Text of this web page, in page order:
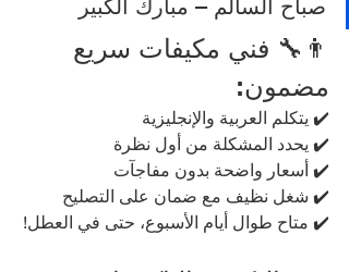
صباح السالم – مبارك الكبير
👨‍🔧 فني مكيفات سريع
مضمون:
✔️ يتكلم العربية والإنجليزية
✔️ يحدد المشكلة من أول نظرة
✔️ أسعار واضحة بدون مفاجآت
✔️ شغل نظيف مع ضمان على التصليح
✔️ متاح طوال أيام الأسبوع، حتى في العطل!